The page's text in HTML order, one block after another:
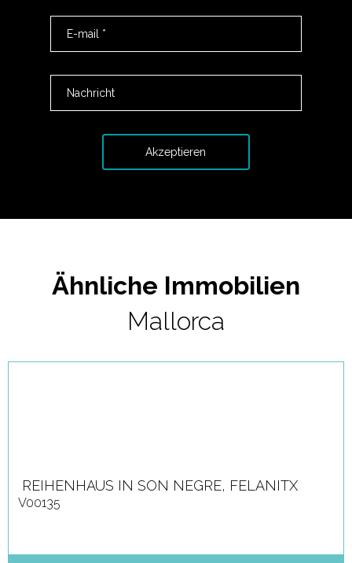
Ähnliche Immobilien
Mallorca
REIHENHAUS IN SON NEGRE, FELANITX
V00135